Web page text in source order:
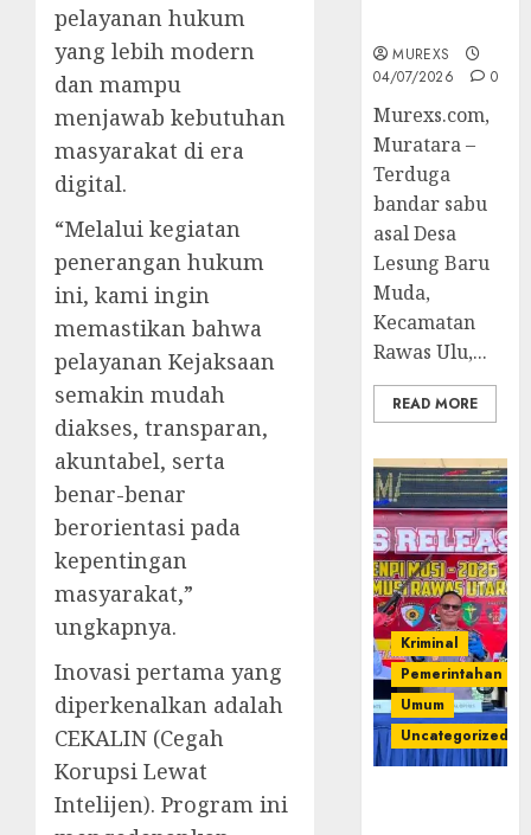
pelayanan hukum
yang lebih modern
dan mampu
menjawab kebutuhan
masyarakat di era
digital.
“Melalui kegiatan
penerangan hukum
ini, kami ingin
memastikan bahwa
pelayanan Kejaksaan
semakin mudah
diakses, transparan,
akuntabel, serta
benar-benar
berorientasi pada
kepentingan
masyarakat,”
ungkapnya.
Inovasi pertama yang
diperkenalkan adalah
CEKALIN (Cegah
Korupsi Lewat
Intelijen). Program ini
MUREXS
04/07/2026
0
Murexs.com,
Muratara –
Terduga
bandar sabu
asal Desa
Lesung Baru
Muda,
Kecamatan
Rawas Ulu,...
READ MORE
Kriminal
Pemerintahan
Umum
Uncategorized